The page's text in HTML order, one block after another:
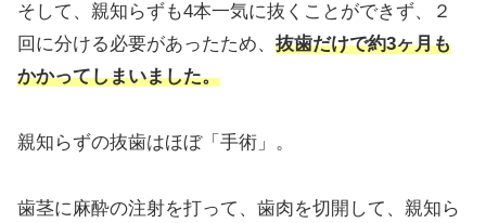
そして、親知らずも4本一気に抜くことができず、２
回に分ける必要があったため、 抜歯だけで約3ヶ月も
かかってしまいました。
親知らずの抜歯はほぼ「手術」。
歯茎に麻酔の注射を打って、歯肉を切開して、親知ら